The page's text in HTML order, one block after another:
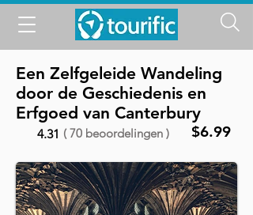
Een Zelfgeleide Wandeling
door de Geschiedenis en
Erfgoed van Canterbury
4.31 ( 70 beoordelingen ) $6.99